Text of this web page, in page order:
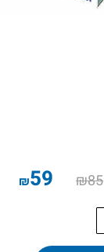
₪85
₪59